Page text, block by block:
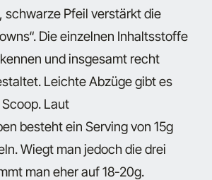
schwarze Pfeil verstärkt die
Die einzelnen Inhaltsstoffe
und insgesamt recht
Leichte Abzüge gibt es
Laut
besteht ein Serving von 15g
Wiegt man jedoch die drei
man eher auf 18-20g.